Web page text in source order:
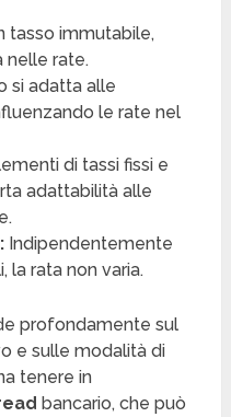
tasso immutabile,
nelle rate.
si adatta alle
le rate nel
di tassi fissi e
adattabilità alle
Indipendentemente
la rata non varia.
profondamente sul
e sulle modalità di
tenere in
bancario, che può